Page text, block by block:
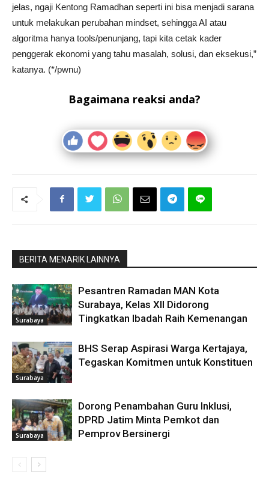
jelas, ngaji Kentong Ramadhan seperti ini bisa menjadi sarana
untuk melakukan perubahan mindset, sehingga AI atau
algoritma hanya tools/penunjang, tapi kita cetak kader
penggerak ekonomi yang tahu masalah, solusi, dan eksekusi,”
katanya. (*/pwnu)
Bagaimana reaksi anda?
BERITA MENARIK LAINNYA
Surabaya
Pesantren Ramadan MAN Kota
Surabaya, Kelas XII Didorong
Tingkatkan Ibadah Raih Kemenangan
Surabaya
BHS Serap Aspirasi Warga Kertajaya,
Tegaskan Komitmen untuk Konstituen
Surabaya
Dorong Penambahan Guru Inklusi,
DPRD Jatim Minta Pemkot dan
Pemprov Bersinergi